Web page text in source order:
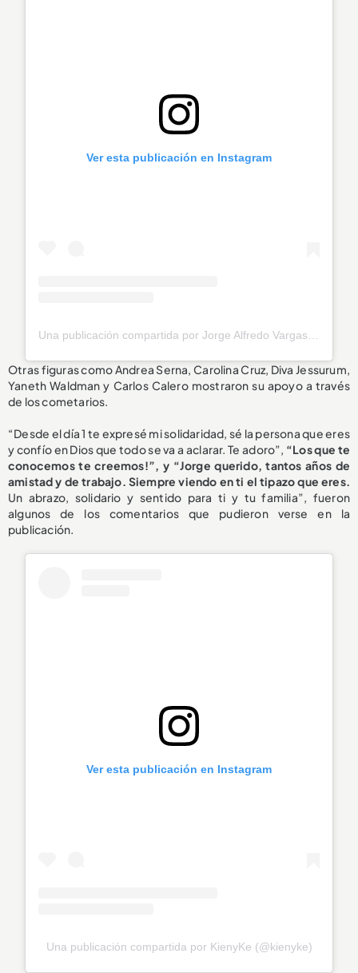
Ver esta publicación en Instagram
Una publicación compartida por Jorge Alfredo Vargas A. (@jorgeavargas67)
Otras figuras como Andrea Serna, Carolina Cruz, Diva Jessurum,
Yaneth Waldman y Carlos Calero mostraron su apoyo a través
de los cometarios.
“Desde el día 1 te expresé mi solidaridad, sé la persona que eres
y confío en Dios que todo se va a aclarar. Te adoro”, “Los que te
conocemos te creemos!”, y “Jorge querido, tantos años de
amistad y de trabajo. Siempre viendo en ti el tipazo que eres.
Un abrazo, solidario y sentido para ti y tu familia”, fueron
algunos de los comentarios que pudieron verse en la
publicación.
Ver esta publicación en Instagram
Una publicación compartida por KienyKe (@kienyke)